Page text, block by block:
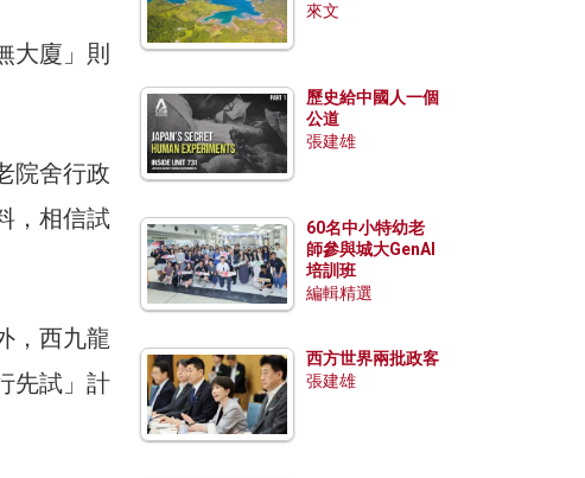
大廈」則
院舍行政
，相信試
，西九龍
先試」計
來文
歷史給中國人一個
公道
張建雄
60名中小特幼老
師參與城大GenAI
培訓班
編輯精選
西方世界兩批政客
張建雄